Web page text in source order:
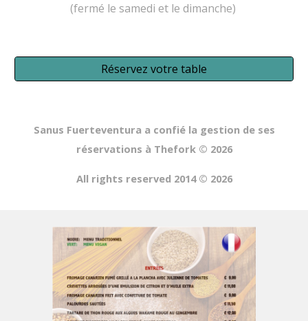
(fermé le samedi et le dimanche)
Réservez votre table
Sanus Fuerteventura a confié la gestion de ses
réservations à Thefork© 2026
All rights reserved 2014 © 2026